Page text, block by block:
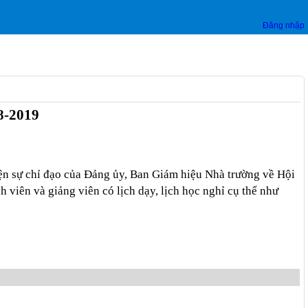
Đăng nhập
2019
sự chỉ đạo của Đảng ủy, Ban Giám hiệu Nhà trường về Hội
viên và giảng viên có lịch dạy, lịch học nghỉ cụ thể như